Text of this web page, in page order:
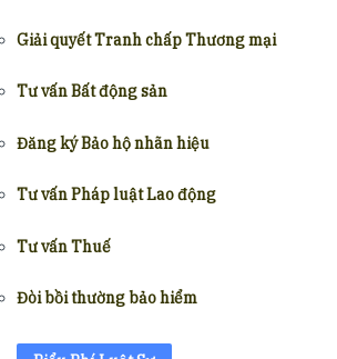
Giải quyết Tranh chấp Thương mại
Tư vấn Bất động sản
Đăng ký Bảo hộ nhãn hiệu
Tư vấn Pháp luật Lao động
Tư vấn Thuế
Đòi bồi thường bảo hiểm